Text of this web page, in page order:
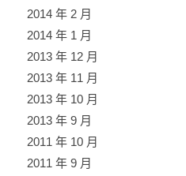
2014 年 2 月
2014 年 1 月
2013 年 12 月
2013 年 11 月
2013 年 10 月
2013 年 9 月
2011 年 10 月
2011 年 9 月